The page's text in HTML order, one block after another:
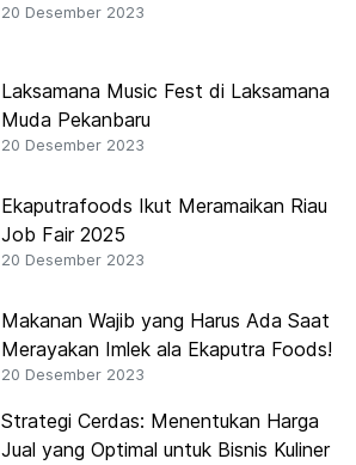
20 Desember 2023
Laksamana Music Fest di Laksamana
Muda Pekanbaru
20 Desember 2023
Ekaputrafoods Ikut Meramaikan Riau
Job Fair 2025
20 Desember 2023
Makanan Wajib yang Harus Ada Saat
Merayakan Imlek ala Ekaputra Foods!
20 Desember 2023
Strategi Cerdas: Menentukan Harga
Jual yang Optimal untuk Bisnis Kuliner